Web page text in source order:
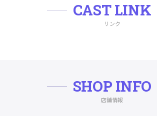
CAST LINK
リンク
SHOP INFO
店舗情報